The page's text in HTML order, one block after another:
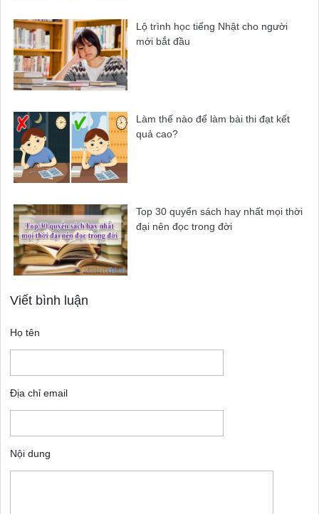
Lộ trình học tiếng Nhật cho người
mới bắt đầu
Làm thế nào để làm bài thi đạt kết
quả cao?
Top 30 quyển sách hay nhất mọi thời
đại nên đọc trong đời
Viết bình luận
Họ tên
Địa chỉ email
Nội dung